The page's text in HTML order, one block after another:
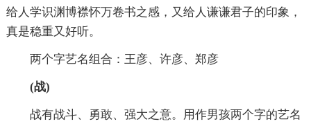
给人学识渊博襟怀万卷书之感，又给人谦谦君子的印象，
真是稳重又好听。
两个字艺名组合：王彦、许彦、郑彦
(战)
战有战斗、勇敢、强大之意。用作男孩两个字的艺名